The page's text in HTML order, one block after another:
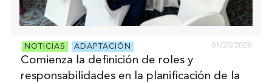
NOTICIAS ADAPTACIÓN 01/20/2026
Comienza la definición de roles y
responsabilidades en la planificación de la